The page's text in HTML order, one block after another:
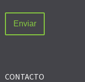
CONTACTO